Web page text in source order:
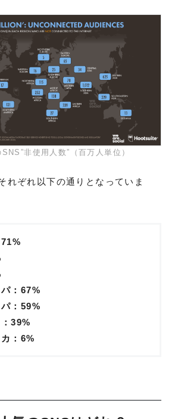
非使用人数”（百万人単位）
れぞれ以下の通りとなっていま
：67%
：59%
39%
：6%